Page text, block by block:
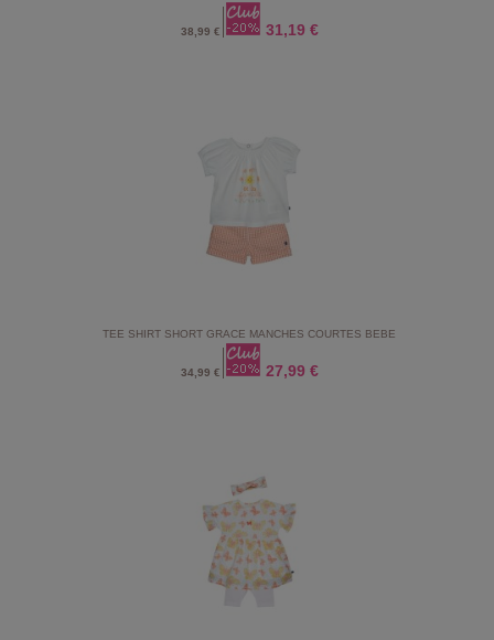
38,99 € 31,19 €
TEE SHIRT SHORT GRACE MANCHES COURTES BEBE
34,99 € 27,99 €